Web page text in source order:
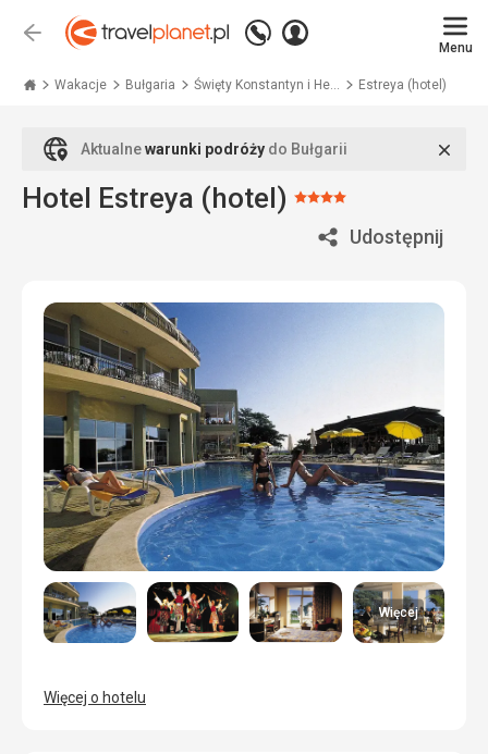
Wstecz
Zadzwoń
+48
771
Zaloguj
Menu
Wakacje Bułgaria Święty Konstantyn i He... Estreya (hotel)
Aktualnewarunki podróży do Bułgarii
Hotel Estreya (hotel) Ocena:
4/5
Udostępnij
Więcej
Więcej o hotelu